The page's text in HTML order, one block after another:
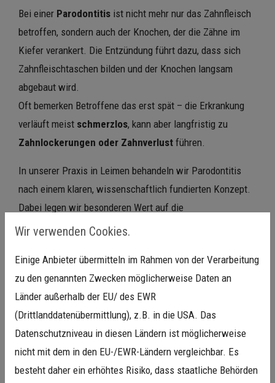
Bei einer Parodontitis ist nicht mehr nur das Zahnfleisch
betroffen, sondern auch der Knochen, der die Zähne im
Kiefer verankert. Die Entzündung führt dazu, dass sich
Zahnfleischtaschen bilden und der Knochen langsam
abgebaut wird.
Oft bemerken Betroffene das erst spät – die Erkrankung
verläuft meist schmerzlos, kann aber langfristig zu
Zahnlockerungen oder Zahnverlust führen.
In unserer Praxis in Leimen behandeln wir Parodontitis
nach einem klaren, wissenschaftlich fundierten Konzept.
Dabei legen wir besonderen Wert auf die
Ursachenbehandlung : Wir entfernen die bakteriellen
und begleiten Sie engmaschig durch die gesamte
Therapie.
Auch Implantate brauchen Pflege:
Periimplantitis
Implantate können sich bei mangelnder Pflege ebenfalls
entzünden – man spricht dann vonPeriimplantitis.
Wir verwenden Cookies.
Einige Anbieter übermitteln im Rahmen von der Verarbeitung
zu den genannten Zwecken möglicherweise Daten an
Länder außerhalb der EU/ des EWR
(Drittlanddatenübermittlung), z.B. in die USA. Das
Datenschutzniveau in diesen Ländern ist möglicherweise
nicht mit dem in den EU-/EWR-Ländern vergleichbar. Es
besteht daher ein erhöhtes Risiko, dass staatliche Behörden